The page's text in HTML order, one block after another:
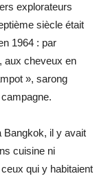
explorateurs
siècle était
1964 : par
aux cheveux en
», sarong
Bangkok, il y avait
cuisine ni
qui y habitaient